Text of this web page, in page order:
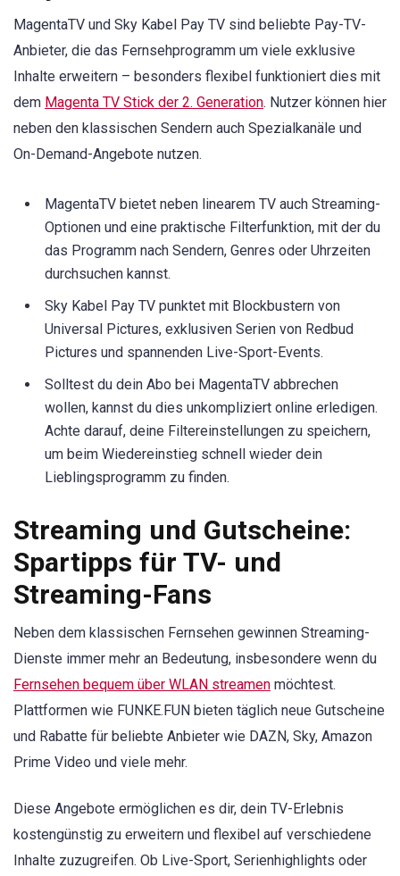
MagentaTV und Sky Kabel Pay TV sind beliebte Pay-TV-
Anbieter, die das Fernsehprogramm um viele exklusive
Inhalte erweitern – besonders flexibel funktioniert dies mit
dem Magenta TV Stick der 2. Generation. Nutzer können hier
neben den klassischen Sendern auch Spezialkanäle und
On-Demand-Angebote nutzen.
MagentaTV bietet neben linearem TV auch Streaming-
Optionen und eine praktische Filterfunktion, mit der du
das Programm nach Sendern, Genres oder Uhrzeiten
durchsuchen kannst.
Sky Kabel Pay TV punktet mit Blockbustern von
Universal Pictures, exklusiven Serien von Redbud
Pictures und spannenden Live-Sport-Events.
Solltest du dein Abo bei MagentaTV abbrechen
wollen, kannst du dies unkompliziert online erledigen.
Achte darauf, deine Filtereinstellungen zu speichern,
um beim Wiedereinstieg schnell wieder dein
Lieblingsprogramm zu finden.
Streaming und Gutscheine:
Spartipps für TV- und
Streaming-Fans
Neben dem klassischen Fernsehen gewinnen Streaming-
Dienste immer mehr an Bedeutung, insbesondere wenn du
Fernsehen bequem über WLAN streamen möchtest.
Plattformen wie FUNKE.FUN bieten täglich neue Gutscheine
und Rabatte für beliebte Anbieter wie DAZN, Sky, Amazon
Prime Video und viele mehr.
Diese Angebote ermöglichen es dir, dein TV-Erlebnis
kostengünstig zu erweitern und flexibel auf verschiedene
Inhalte zuzugreifen. Ob Live-Sport, Serienhighlights oder